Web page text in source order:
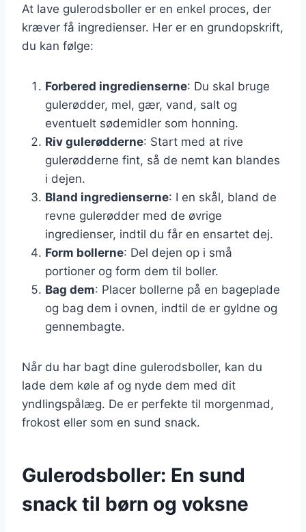
At lave gulerodsboller er en enkel proces, der
kræver få ingredienser. Her er en grundopskrift,
du kan følge:
Forbered ingredienserne: Du skal bruge
gulerødder, mel, gær, vand, salt og
eventuelt sødemidler som honning.
Riv gulerødderne: Start med at rive
gulerødderne fint, så de nemt kan blandes
i dejen.
Bland ingredienserne: I en skål, bland de
revne gulerødder med de øvrige
ingredienser, indtil du får en ensartet dej.
Form bollerne: Del dejen op i små
portioner og form dem til boller.
Bag dem: Placer bollerne på en bageplade
og bag dem i ovnen, indtil de er gyldne og
gennembagte.
Når du har bagt dine gulerodsboller, kan du
lade dem køle af og nyde dem med dit
yndlingspålæg. De er perfekte til morgenmad,
frokost eller som en sund snack.
Gulerodsboller: En sund
snack til børn og voksne